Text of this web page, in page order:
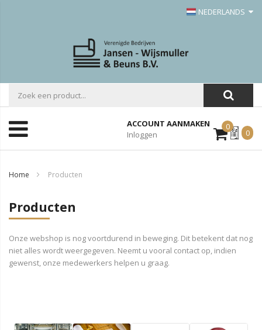
NEDERLANDS
ACCOUNT AANMAKEN
Inloggen
0Mijn
Offerte
0
Home Producten
Producten
Onze webshop is nog voortdurend in beweging. Dit betekent dat nog
niet alles wordt weergegeven. Neemt u vooral contact op, indien
gewenst, onze medewerkers helpen u graag.